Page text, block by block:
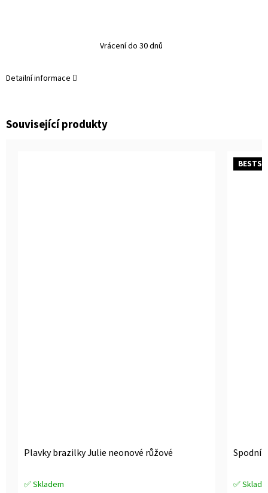
Vrácení do 30 dnů
Detailní informace
Související produkty
Plavky brazilky Julie neonové růžové
Průměrné
✅ Skladem
Spodní
Průměrné
✅